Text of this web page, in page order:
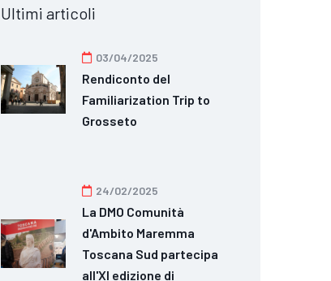
Ultimi articoli
03/04/2025
Rendiconto del
Familiarization Trip to
Grosseto
24/02/2025
La DMO Comunità
d'Ambito Maremma
Toscana Sud partecipa
all'XI edizione di